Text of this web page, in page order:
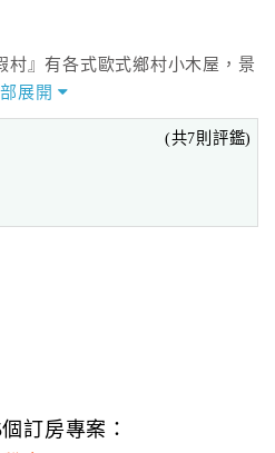
村』有各式歐式鄉村小木屋，景
，讓您不用擔心吃的問題，
行號會議之用，
角度，將群山一覽無遺，
動。
展開
(共7則評鑑)
訂房專案：